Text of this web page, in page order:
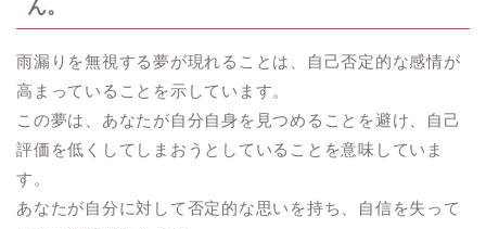
ん。
雨漏りを無視する夢が現れることは、自己否定的な感情が
高まっていることを示しています。
この夢は、あなたが自分自身を見つめることを避け、自己
評価を低くしてしまおうとしていることを意味していま
す。
あなたが自分に対して否定的な思いを持ち、自信を失って